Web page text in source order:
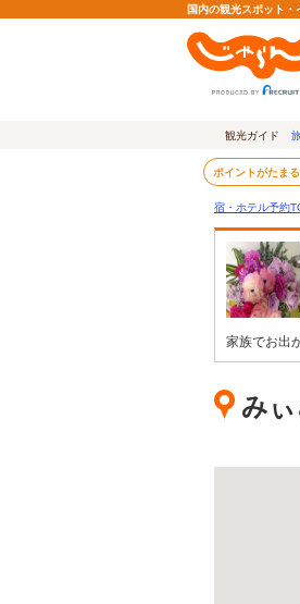
国内の観光スポット
観光ガイド
ポイントがたま
宿・ホテル予約
家族でお出
み